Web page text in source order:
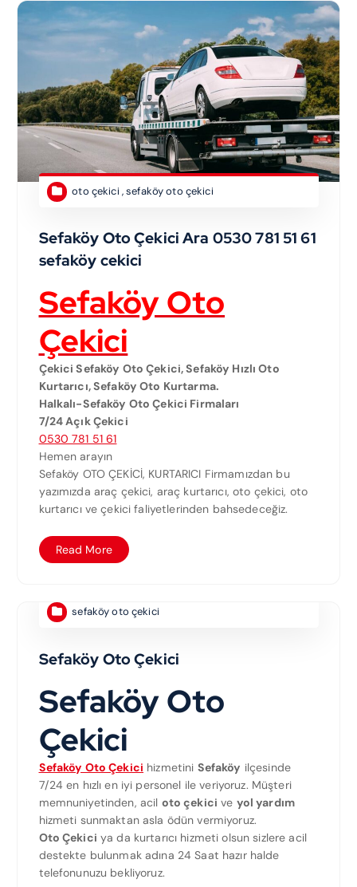
oto çekici ,sefaköy oto çekici
Sefaköy Oto Çekici Ara 0530 781 51 61
sefaköy cekici
Sefaköy Oto
Çekici
Çekici Sefaköy Oto Çekici, Sefaköy Hızlı Oto
Kurtarıcı, Sefaköy Oto Kurtarma.
Halkalı-Sefaköy Oto Çekici Firmaları
7/24 Açık Çekici
0530 781 51 61
Hemen arayın
Sefaköy OTO ÇEKİCİ, KURTARICI Firmamızdan bu
yazımızda araç çekici, araç kurtarıcı, oto çekici, oto
kurtarıcı ve çekici faliyetlerinden bahsedeceğiz.
Read More
sefaköy oto çekici
Sefaköy Oto Çekici
Sefaköy Oto
Çekici
Sefaköy Oto Çekici hizmetini Sefaköy ilçesinde
7/24 en hızlı en iyi personel ile veriyoruz. Müşteri
memnuniyetinden, acil oto çekici ve yol yardım
hizmeti sunmaktan asla ödün vermiyoruz.
Oto Çekici ya da kurtarıcı hizmeti olsun sizlere acil
destekte bulunmak adına 24 Saat hazır halde
telefonunuzu bekliyoruz.